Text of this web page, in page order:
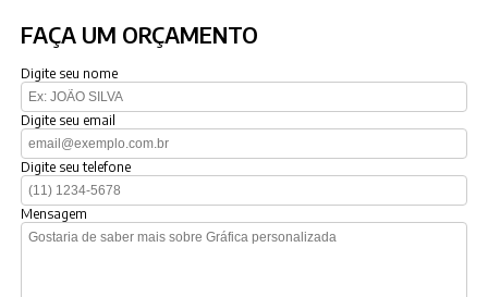
FAÇA UM ORÇAMENTO
Digite seu nome
Digite seu email
Digite seu telefone
Mensagem